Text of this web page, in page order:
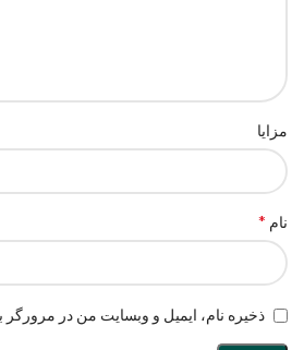
مزایا
نام *
ذخیره نام، ایمیل و وبسایت من در